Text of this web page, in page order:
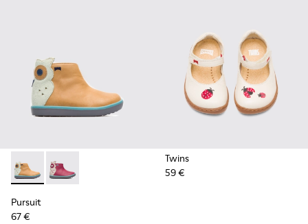
Pursuit - K900125-002 - Beige
Pursuit - K900125-001
Pursuit
67 €
Twins
59 €